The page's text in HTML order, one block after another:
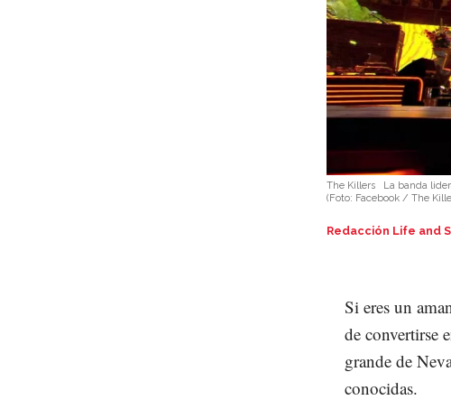
The Killers
La banda
(Foto: Facebook / The
Redacción Life and
Si eres un
de convertirse
grande de
conocidas.